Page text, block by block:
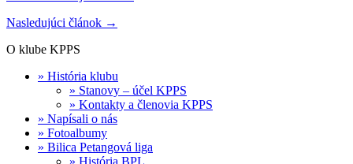
Nasledujúci článok →
O klube KPPS
» História klubu
» Stanovy – účel KPPS
» Kontakty a členovia KPPS
» Napísali o nás
» Fotoalbumy
» Bilica Petangová liga